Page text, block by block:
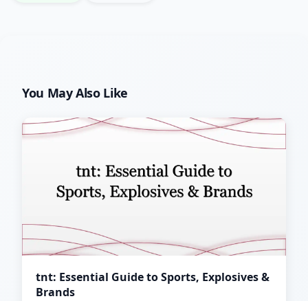
You May Also Like
tnt: Essential Guide to Sports, Explosives &
Brands